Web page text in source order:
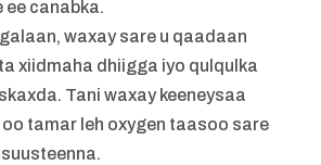
ee canabka.
waxay sare u qaadaan
xiidmaha dhiigga iyo qulqulka
Tani waxay keeneysaa
tamar leh oxygen taasoo sare